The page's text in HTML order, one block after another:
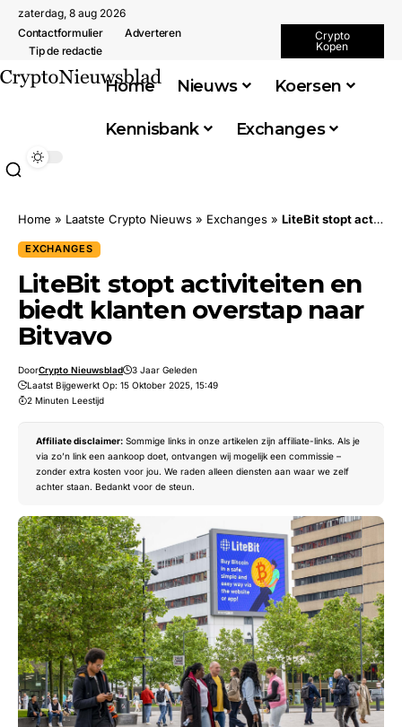
zaterdag, 8 aug 2026
Contactformulier
Adverteren
Tip de redactie
Crypto
Kopen
Home Nieuws Koersen
Kennisbank Exchanges
Home » Laatste Crypto Nieuws » Exchanges » LiteBit stopt activiteiten en biedt klanten overstap naar Bitvavo
EXCHANGES
LiteBit stopt activiteiten en
biedt klanten overstap naar
Bitvavo
DoorCrypto Nieuwsblad
3 Jaar Geleden
Laatst Bijgewerkt Op: 15 Oktober 2025, 15:49
2 Minuten Leestijd
Affiliate disclaimer: Sommige links in onze artikelen zijn affiliate-links. Als je
via zo’n link een aankoop doet, ontvangen wij mogelijk een commissie –
zonder extra kosten voor jou. We raden alleen diensten aan waar we zelf
achter staan. Bedankt voor de steun.